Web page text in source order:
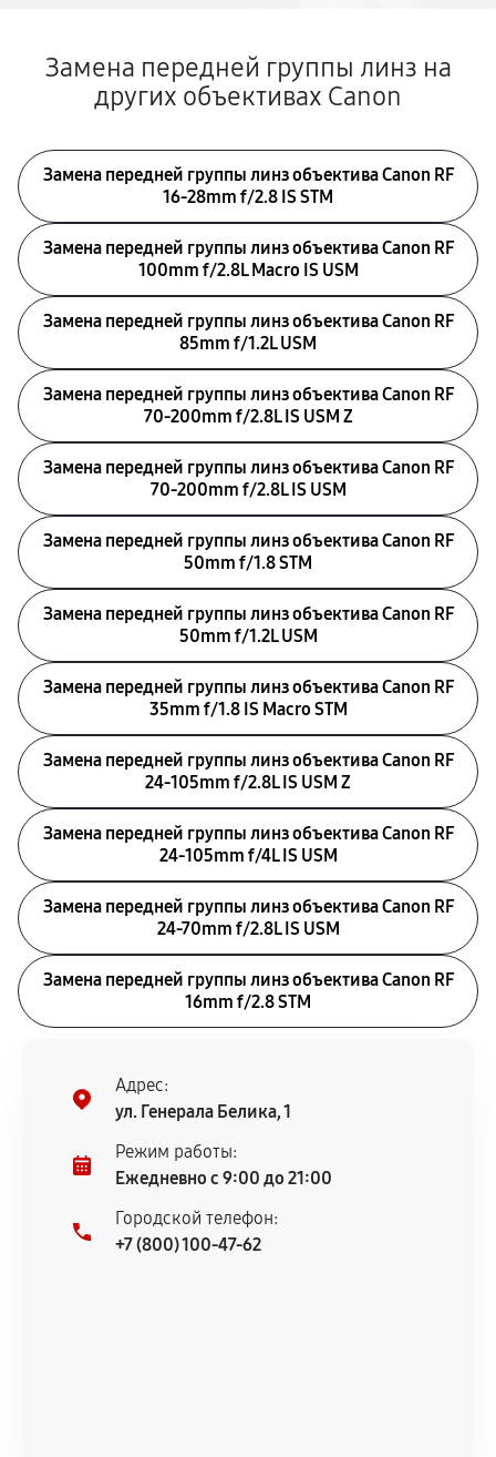
Замена передней группы линз на
других объективах Canon
Замена передней группы линз объектива Canon RF
16‑28mm f/2.8 IS STM
Замена передней группы линз объектива Canon RF
100mm f/2.8L Macro IS USM
Замена передней группы линз объектива Canon RF
85mm f/1.2L USM
Замена передней группы линз объектива Canon RF
70‑200mm f/2.8L IS USM Z
Замена передней группы линз объектива Canon RF
70‑200mm f/2.8L IS USM
Замена передней группы линз объектива Canon RF
50mm f/1.8 STM
Замена передней группы линз объектива Canon RF
50mm f/1.2L USM
Замена передней группы линз объектива Canon RF
35mm f/1.8 IS Macro STM
Замена передней группы линз объектива Canon RF
24‑105mm f/2.8L IS USM Z
Замена передней группы линз объектива Canon RF
24‑105mm f/4L IS USM
Замена передней группы линз объектива Canon RF
24‑70mm f/2.8L IS USM
Замена передней группы линз объектива Canon RF
16mm f/2.8 STM
Адрес:
ул. Генерала Белика, 1
Режим работы:
Ежедневно с 9:00 до 21:00
Городской телефон:
+7 (800) 100-47-62